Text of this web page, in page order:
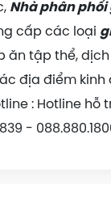
Nhà phân
cấp các loại
ăn tập thể,
địa điểm kinh
: Hotline hỗ
-